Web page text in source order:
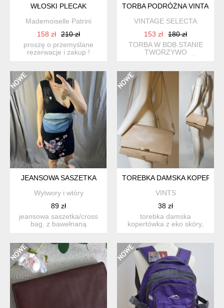
WŁOSKI PLECAK
Mademoiselle Patrini
158 zł
210 zł
proszę o przemyślane
rezerwacje i zakup !
TORBA PODRÓŻNA VINTAGE
VINTAGE SELECTA
153 zł
180 zł
TORBA W BDB.STANIE
TWORZYWO
JEANSOWA SASZETKA
Wytwory i wtóry
89 zł
jeansowa saszetka/cross
bag. z bawełnaną
TOREBKA DAMSKA
VINTS
38 zł
torebka damska
kopertówka z eko skóry,